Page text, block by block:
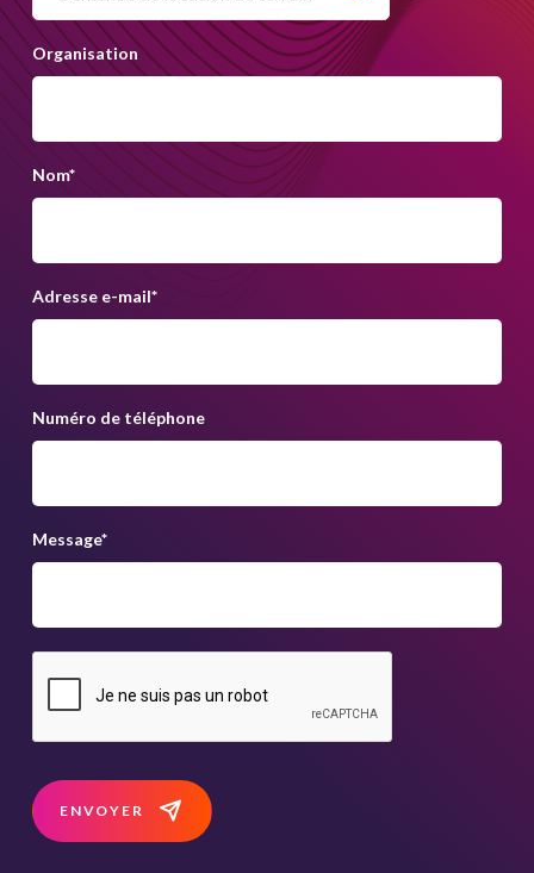
Organisation
Nom*
Adresse e-mail*
Numéro de téléphone
Message*
ENVOYER